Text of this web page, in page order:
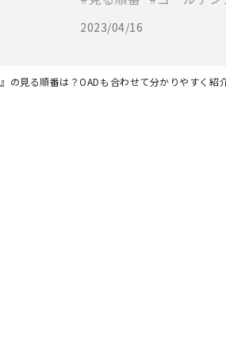
2023/04/16
の見る順番は？OADも合わせて分かりやすく紹